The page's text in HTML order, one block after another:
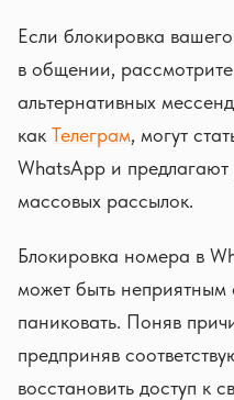
Если блокировка
в общении,
альтернативных
как Телеграм, могут
WhatsApp и
массовых рассылок.
Блокировка номера в
может быть
паниковать. Поняв
предприняв
восстановить доступ к